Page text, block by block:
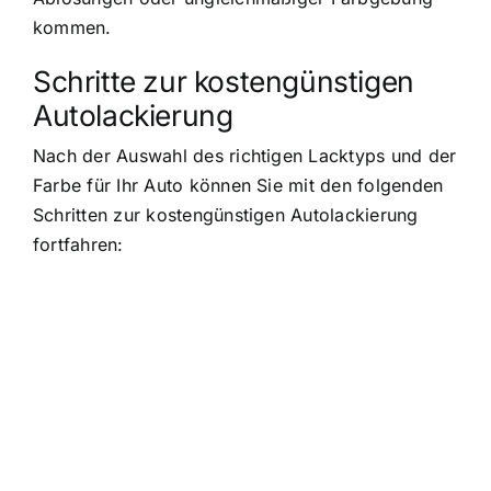
kommen.
Schritte zur kostengünstigen
Autolackierung
Nach der Auswahl des richtigen Lacktyps und der
Farbe für Ihr Auto können Sie mit den folgenden
Schritten zur kostengünstigen Autolackierung
fortfahren: